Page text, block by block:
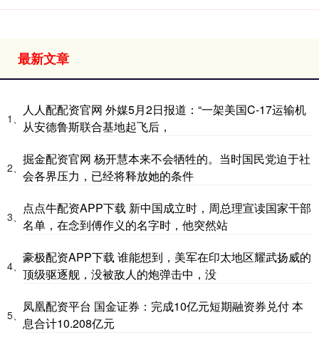
最新文章
1、
人人配配资官网 外媒5月2日报道：“一架美国C-17运输机
从安德鲁斯联合基地起飞后，
2、
掘金配资官网 杨开慧本来不会牺牲的。当时国民党迫于社
会各界压力，已经将释放她的条件
3、
点点牛配资APP下载 新中国成立时，周总理宣读国家干部
名单，在念到傅作义的名字时，他突然站
4、
豪极配资APP下载 谁能想到，美军在印太地区耀武扬威的
顶级驱逐舰，没被敌人的炮弹击中，没
5、
凤凰配资平台 国金证券：完成10亿元短期融资券兑付 本
息合计10.208亿元